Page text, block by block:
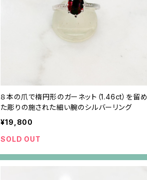
８本の爪で楕円形のガーネット（1.46ct）を留め
た彫りの施された細い腕のシルバーリング
¥19,800
SOLD OUT